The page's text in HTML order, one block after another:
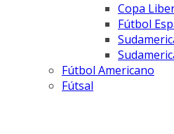
Copa
Fútbol
Fútbol Americano
Fútsal